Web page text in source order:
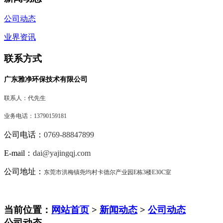
公司动态
业界资讯
联系方式
广东雅净环保技术有限公司
联系人：代先生
业务电话：13790159181
公司电话： 0769-88847899
E-mail： dai@yajingqj.com
公司地址： 东莞市洪梅镇尧均村卡德尔产业园E栋3楼E30C室
当前位置： 网站首页 > 新闻动态 > 公司动态